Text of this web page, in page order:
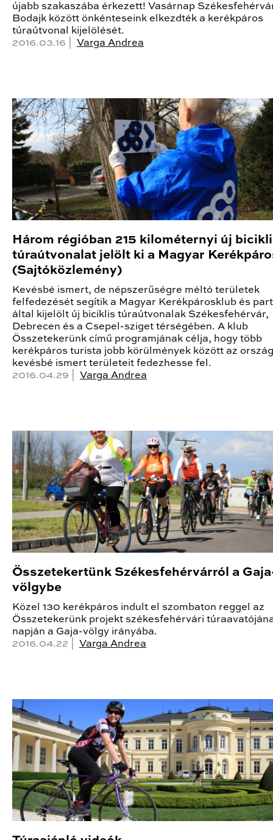
újabb szakaszába érkezett! Vasárnap
Bodajk között önkénteseink elkezdték a kerékpáros
túraútvonal kijelölését.
2016.03.16 | Varga Andrea
Három régióban 215 kilométernyi új
túraútvonalat jelölt ki a Magyar
(Sajtóközlemény)
Kevésbé ismert, de népszerűségre méltó területek
felfedezését segítik a Magyar Kerékpárosklub és
által kijelölt új biciklis túraútvonalak Székesfehérvár,
Debrecen és a Csepel-sziget térségében. A klub
Összetekerünk című programjának célja, hogy több
kerékpáros turista jobb körülmények között az
kevésbé ismert területeit fedezhesse fel.
2016.04.29 | Varga Andrea
Összetekertünk Székesfehérvárról a
völgybe
Közel 130 kerékpáros indult el szombaton reggel az
Összetekerünk projekt székesfehérvári
napján a Gaja-völgy irányába.
2016.04.22 | Varga Andrea